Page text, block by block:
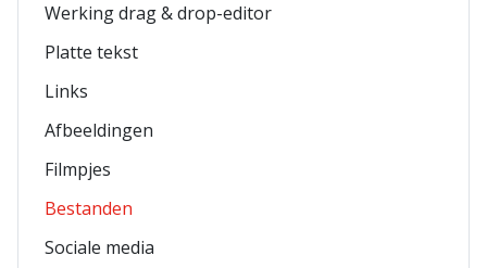
Werking drag & drop-editor
Platte tekst
Links
Afbeeldingen
Filmpjes
Bestanden
Sociale media